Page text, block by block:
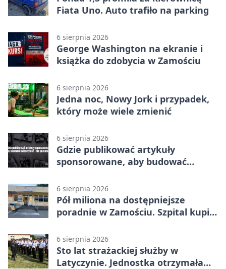
Fiata Uno. Auto trafiło na parking
6 sierpnia 2026
George Washington na ekranie i
książka do zdobycia w Zamościu
6 sierpnia 2026
Jedna noc, Nowy Jork i przypadek,
który może wiele zmienić
6 sierpnia 2026
Gdzie publikować artykuły
sponsorowane, aby budować
6 sierpnia 2026
Pół miliona na dostępniejsze
poradnie w Zamościu. Szpital kupi
6 sierpnia 2026
Sto lat strażackiej służby w
Latyczynie. Jednostka otrzymała